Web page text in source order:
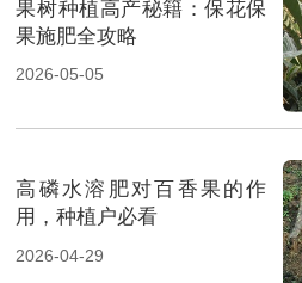
果树种植高产秘籍：保花保
果施肥全攻略
2026-05-05
高磷水溶肥对百香果的作
用，种植户必看
2026-04-29